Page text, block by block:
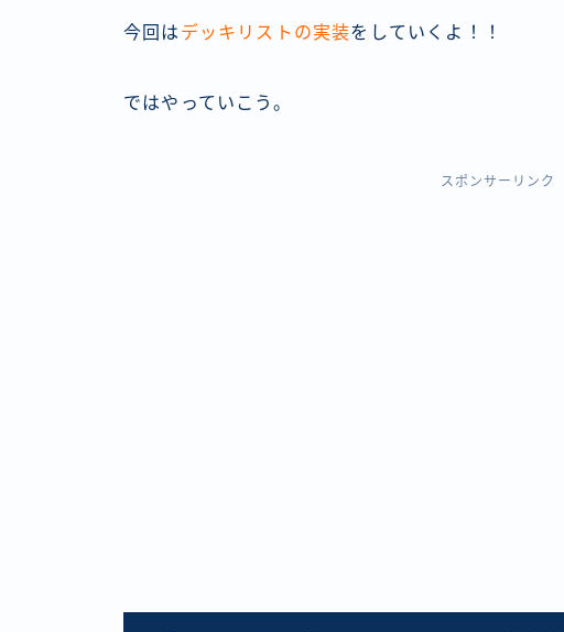
今回は デッキリストの実装をしていくよ！！
ではやっていこう。
スポンサーリンク